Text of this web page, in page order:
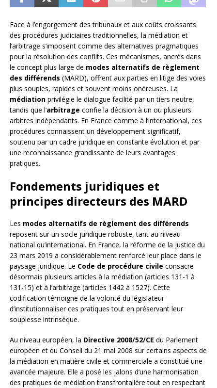
Face à l’engorgement des tribunaux et aux coûts croissants
des procédures judiciaires traditionnelles, la médiation et
l’arbitrage s’imposent comme des alternatives pragmatiques
pour la résolution des conflits. Ces mécanismes, ancrés dans
le concept plus large de modes alternatifs de règlement
des différends (MARD), offrent aux parties en litige des voies
plus souples, rapides et souvent moins onéreuses. La
médiation privilégie le dialogue facilité par un tiers neutre,
tandis que l’arbitrage confie la décision à un ou plusieurs
arbitres indépendants. En France comme à l’international, ces
procédures connaissent un développement significatif,
soutenu par un cadre juridique en constante évolution et par
une reconnaissance grandissante de leurs avantages
pratiques.
Fondements juridiques et
principes directeurs des MARD
Les modes alternatifs de règlement des différends
reposent sur un socle juridique robuste, tant au niveau
national qu’international. En France, la réforme de la justice du
23 mars 2019 a considérablement renforcé leur place dans le
paysage juridique. Le Code de procédure civile consacre
désormais plusieurs articles à la médiation (articles 131-1 à
131-15) et à l’arbitrage (articles 1442 à 1527). Cette
codification témoigne de la volonté du législateur
d’institutionnaliser ces pratiques tout en préservant leur
souplesse intrinsèque.
Au niveau européen, la Directive 2008/52/CE du Parlement
européen et du Conseil du 21 mai 2008 sur certains aspects de
la médiation en matière civile et commerciale a constitué une
avancée majeure. Elle a posé les jalons d’une harmonisation
des pratiques de médiation transfrontalière tout en respectant